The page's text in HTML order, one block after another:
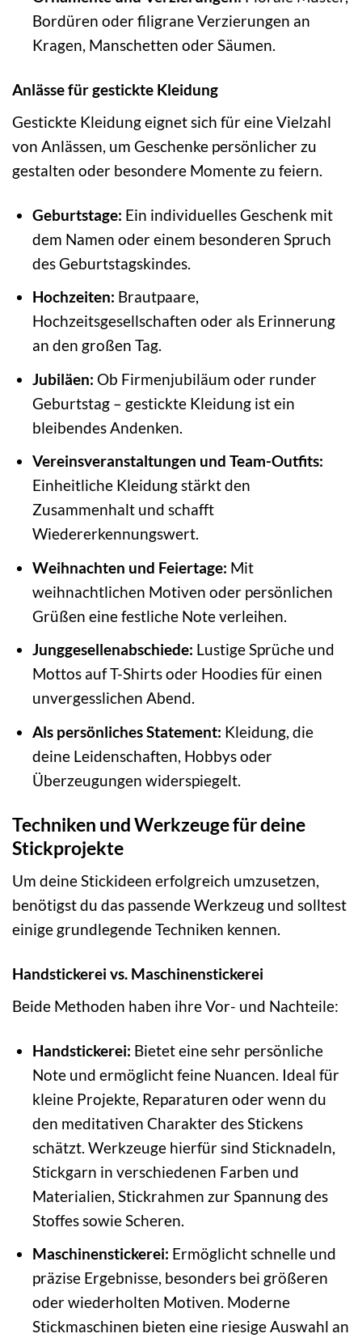
Bordüren oder filigrane Verzierungen an
Kragen, Manschetten oder Säumen.
Anlässe für gestickte Kleidung
Gestickte Kleidung eignet sich für eine Vielzahl
von Anlässen, um Geschenke persönlicher zu
gestalten oder besondere Momente zu feiern.
Geburtstage: Ein individuelles Geschenk mit
dem Namen oder einem besonderen Spruch
des Geburtstagskindes.
Hochzeiten: Brautpaare,
Hochzeitsgesellschaften oder als Erinnerung
an den großen Tag.
Jubiläen: Ob Firmenjubiläum oder runder
Geburtstag – gestickte Kleidung ist ein
bleibendes Andenken.
Vereinsveranstaltungen und Team-Outfits:
Einheitliche Kleidung stärkt den
Zusammenhalt und schafft
Wiedererkennungswert.
Weihnachten und Feiertage: Mit
weihnachtlichen Motiven oder persönlichen
Grüßen eine festliche Note verleihen.
Junggesellenabschiede: Lustige Sprüche und
Mottos auf T-Shirts oder Hoodies für einen
unvergesslichen Abend.
Als persönliches Statement: Kleidung, die
deine Leidenschaften, Hobbys oder
Überzeugungen widerspiegelt.
Techniken und Werkzeuge für deine
Stickprojekte
Um deine Stickideen erfolgreich umzusetzen,
benötigst du das passende Werkzeug und solltest
einige grundlegende Techniken kennen.
Handstickerei vs. Maschinenstickerei
Beide Methoden haben ihre Vor- und Nachteile:
Handstickerei: Bietet eine sehr persönliche
Note und ermöglicht feine Nuancen. Ideal für
kleine Projekte, Reparaturen oder wenn du
den meditativen Charakter des Stickens
schätzt. Werkzeuge hierfür sind Sticknadeln,
Stickgarn in verschiedenen Farben und
Materialien, Stickrahmen zur Spannung des
Stoffes sowie Scheren.
Maschinenstickerei: Ermöglicht schnelle und
präzise Ergebnisse, besonders bei größeren
oder wiederholten Motiven. Moderne
Stickmaschinen bieten eine riesige Auswahl an